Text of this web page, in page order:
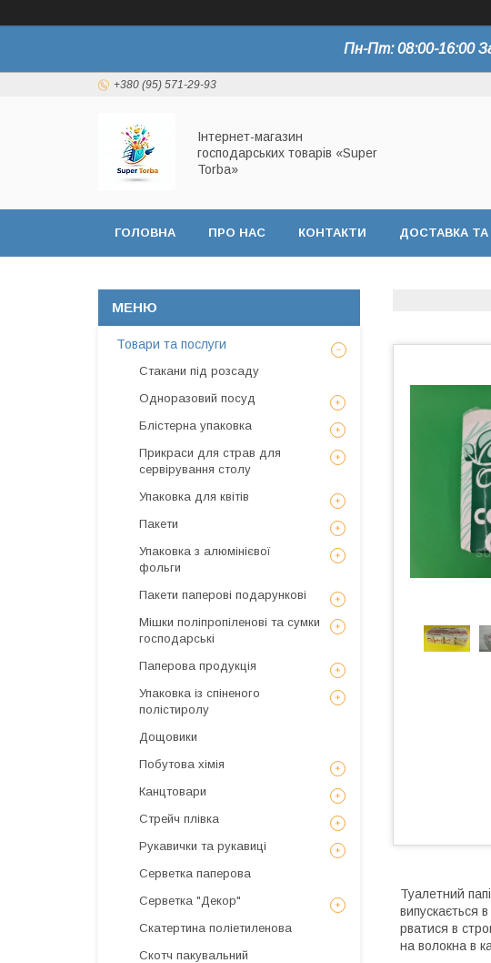
Пн-Пт: 08:00-16:00
+380 (95) 571-29-93
Інтернет-магазин
господарських товарів «Super
Torba»
ГОЛОВНА ПРО НАС КОНТАКТИ ДОСТАВКА
Туалетний
випускається
рватися в
на волокна в
Товари та послуги
Стакани під розсаду
Одноразовий посуд
Блістерна упаковка
Прикраси для страв для
сервірування столу
Упаковка для квітів
Пакети
Упаковка з алюмінієвої
фольги
Пакети паперові подарункові
Мішки поліпропіленові та сумки
господарські
Паперова продукція
Упаковка із спіненого
полістиролу
Дощовики
Побутова хімія
Канцтовари
Стрейч плівка
Рукавички та рукавиці
Серветка паперова
Серветка "Декор"
Скатертина поліетиленова
Скотч пакувальний